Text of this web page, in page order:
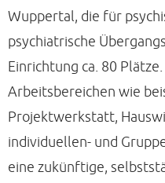
Wuppertal, die für
psychiatrische
Einrichtung ca. 80
Arbeitsbereichen wie
Projektwerkstatt,
individuellen- und
eine zukünftige,